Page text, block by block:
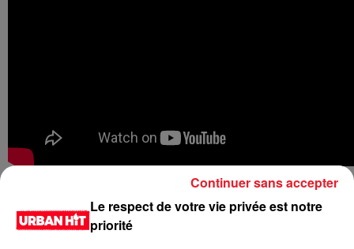
LES DERNIÈRES NEWS Voir plus
Jay-Z se bat contre la grand-mère
Le respect de votre vie privée est notre
priorité
Continuer sans accepter